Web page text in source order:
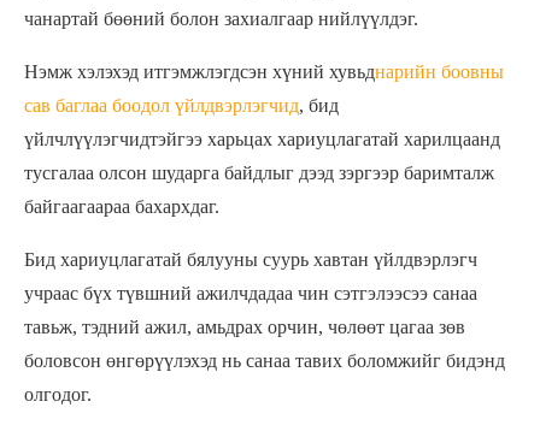
чанартай бөөний болон захиалгаар нийлүүлдэг.
Нэмж хэлэхэд итгэмжлэгдсэн хүний ​​хувьднарийн боовны
сав баглаа боодол үйлдвэрлэгчид, бид
үйлчлүүлэгчидтэйгээ харьцах хариуцлагатай харилцаанд
тусгалаа олсон шударга байдлыг дээд зэргээр баримталж
байгаагаараа бахархдаг.
Бид хариуцлагатай бялууны суурь хавтан үйлдвэрлэгч
учраас бүх түвшний ажилчдадаа чин сэтгэлээсээ санаа
тавьж, тэдний ажил, амьдрах орчин, чөлөөт цагаа зөв
боловсон өнгөрүүлэхэд нь санаа тавих боломжийг бидэнд
олгодог.